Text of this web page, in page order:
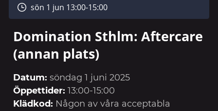
sön 1 jun 13:00-15:00
Domination Sthlm: Aftercare
(annan plats)
Datum: söndag 1 juni 2025
Öppettider: 13:00-15:00
Klädkod: Någon av våra acceptabla